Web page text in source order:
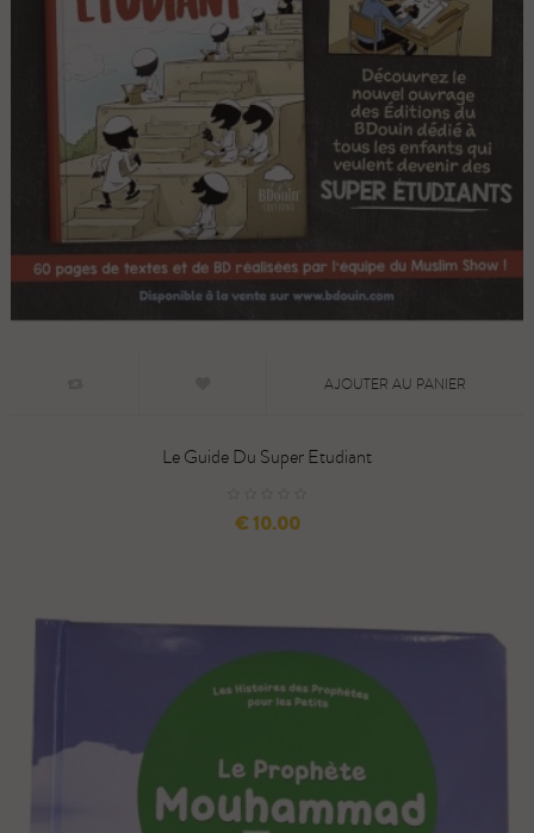
AJOUTER AU PANIER
Le Guide Du Super Etudiant
السعر
10.00 €